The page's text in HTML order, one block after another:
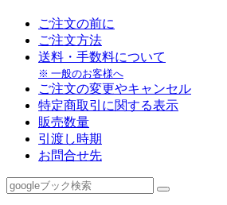
ご注文の前に
ご注文方法
送料・手数料について
※ 一般のお客様へ
ご注文の変更やキャンセル
特定商取引に関する表示
販売数量
引渡し時期
お問合せ先